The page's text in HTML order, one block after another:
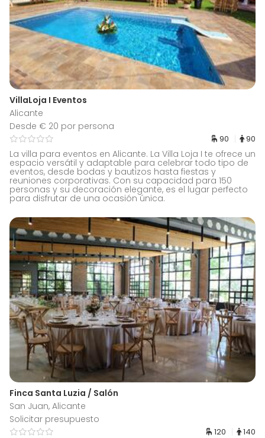
VillaLoja I Eventos
Alicante
Desde € 20 por persona
90 90
La villa para eventos en Alicante. La Villa Loja I te ofrece un
espacio versátil y adaptable para celebrar todo tipo de
eventos, desde bodas y bautizos hasta fiestas y
reuniones corporativas. Con su capacidad para 150
personas y su decoración elegante, es el lugar perfecto
para disfrutar de una ocasión única.
Finca Santa Luzia / Salón
San Juan, Alicante
Solicitar presupuesto
120 140